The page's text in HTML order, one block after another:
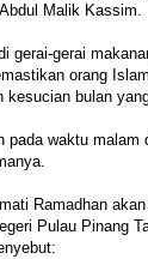
Malik Kassim.
gerai-gerai
orang
bulan
pada waktu malam
Ramadhan
Pulau Pinang